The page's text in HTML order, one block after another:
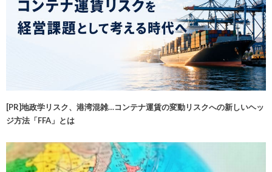
[PR]地政学リスク、港湾混雑…コンテナ運賃の変動リスクへの新しいヘッ
ジ方法「FFA」とは